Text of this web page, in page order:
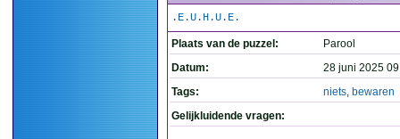
.E.U.H.U.E.
Plaats van de puzzel:
Parool
Datum:
28 juni 2025
Tags:
niets, bewaren
Gelijkluidende vragen: